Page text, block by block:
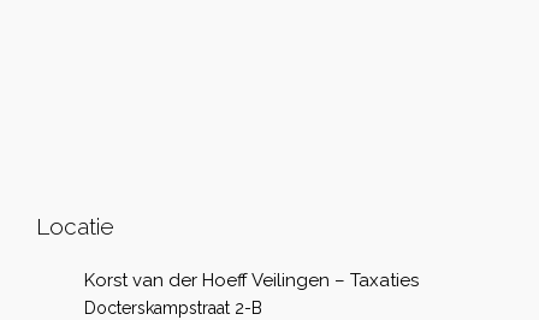
Locatie
Korst van der Hoeff Veilingen – Taxaties
Docterskampstraat 2-B